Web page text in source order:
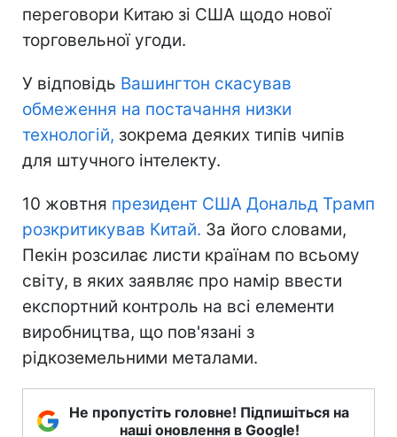
переговори Китаю зі США щодо нової
торговельної угоди.
У відповідь Вашингтон скасував
обмеження на постачання низки
технологій, зокрема деяких типів чипів
для штучного інтелекту.
10 жовтня президент США Дональд Трамп
розкритикував Китай. За його словами,
Пекін розсилає листи країнам по всьому
світу, в яких заявляє про намір ввести
експортний контроль на всі елементи
виробництва, що пов'язані з
рідкоземельними металами.
Не пропустіть головне! Підпишіться на
наші оновлення в Google!